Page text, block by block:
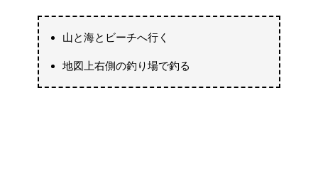
山と海とビーチへ行く
地図上右側の釣り場で釣る